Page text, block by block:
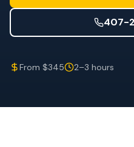
Manutenção Anual
Inspeção por Drone
407-
From $345 2–3 hours